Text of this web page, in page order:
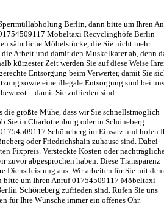
Berlin , dann bitte um Ihren
Möbeltaxi Recyclinghöfe Berlin
sämtliche Möbelstücke, die Sie nicht mehr
Arbeit und damit den Muskelkater ab, denn
kürzester Zeit werden Sie auf diese Weise
Entsorgung beim Verwerter, damit Sie
sowie eine illegale Entsorgung sind bei uns
– damit Sie zufrieden sind.
die größte Mühe, dass wir Sie schnellstmöglich
Sie in Charlottenburg oder in Schöneberg
Schöneberg im Einsatz und holen
oder Friedrichshain zuhause sind. Dabei
Fixpreis. Versteckte Kosten oder
zuvor abgesprochen haben. Diese Transparenz
Dienstleistung aus. Wir arbeiten für Sie mit dem
bitte um Ihren Anruf 01754509117 Möbeltaxi
Schöneberg zufrieden sind. Rufen Sie uns
für Ihre Wünsche immer ein offenes Ohr.